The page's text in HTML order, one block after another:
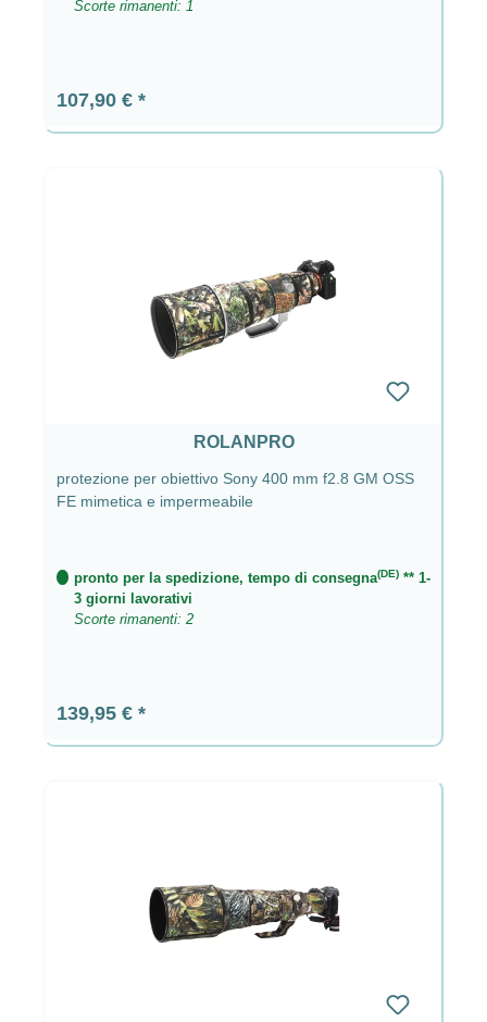
Scorte rimanenti: 1
Prezzo normale:
107,90 €
ROLANPRO
protezione per obiettivo Sony 400 mm f2.8 GM OSS
FE mimetica e impermeabile
pronto per la spedizione, tempo di consegna(DE)** 1-
3 giorni lavorativi
Scorte rimanenti: 2
Prezzo normale:
139,95 €